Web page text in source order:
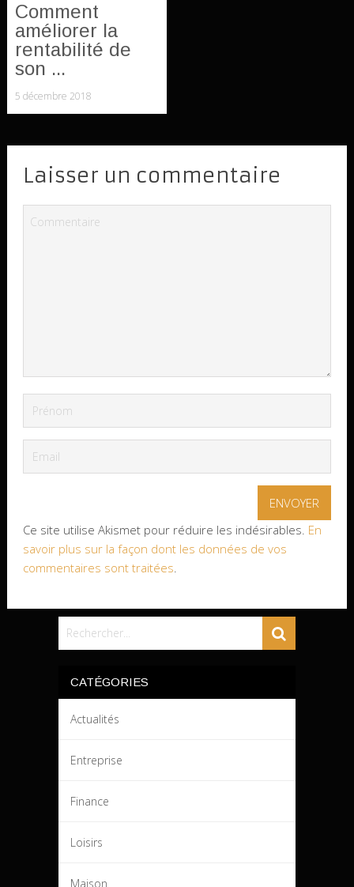
Comment
améliorer la
rentabilité de
son ...
5 décembre 2018
Laisser un commentaire
Ce site utilise Akismet pour réduire les indésirables. En
savoir plus sur la façon dont les données de vos
commentaires sont traitées
CATÉGORIES
Actualités
Entreprise
Finance
Loisirs
Maison